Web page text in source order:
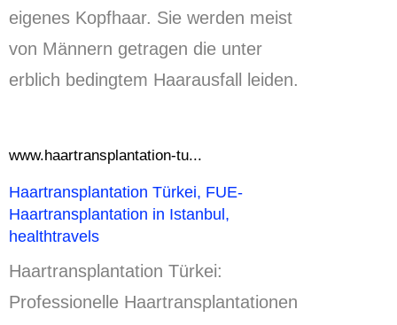
eigenes Kopfhaar. Sie werden meist
von Männern getragen die unter
erblich bedingtem Haarausfall leiden.
www.haartransplantation-tu...
Haartransplantation Türkei, FUE-
Haartransplantation in Istanbul,
healthtravels
Haartransplantation Türkei:
Professionelle Haartransplantationen